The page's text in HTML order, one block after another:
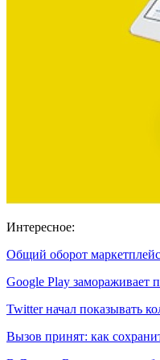
Интересное:
Общий оборот
Google Play замораживает
Twitter начал показывать
Вызов принят: как